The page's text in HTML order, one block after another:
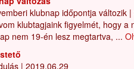
klubnap időpontja változik |
klubtagjaink figyelmét, hogy a
nem 19-én lesz megtartva, ...
| 2019.06.29